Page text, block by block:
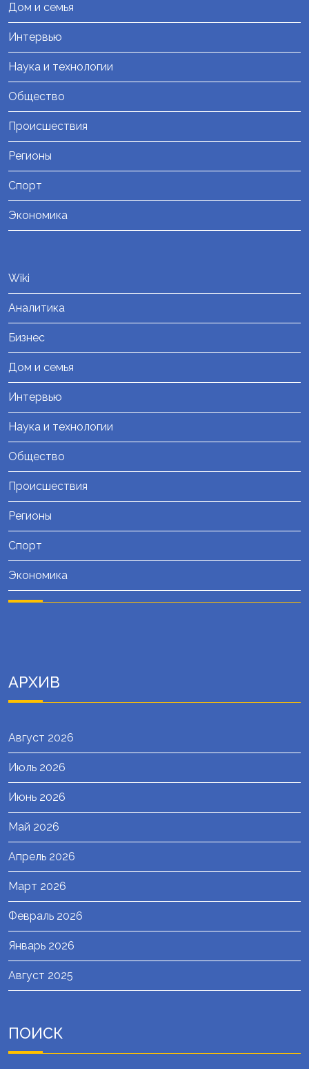
Дом и семья
Интервью
Наука и технологии
Общество
Происшествия
Регионы
Спорт
Экономика
Wiki
Аналитика
Бизнес
Дом и семья
Интервью
Наука и технологии
Общество
Происшествия
Регионы
Спорт
Экономика
АРХИВ
Август 2026
Июль 2026
Июнь 2026
Май 2026
Апрель 2026
Март 2026
Февраль 2026
Январь 2026
Август 2025
ПОИСК